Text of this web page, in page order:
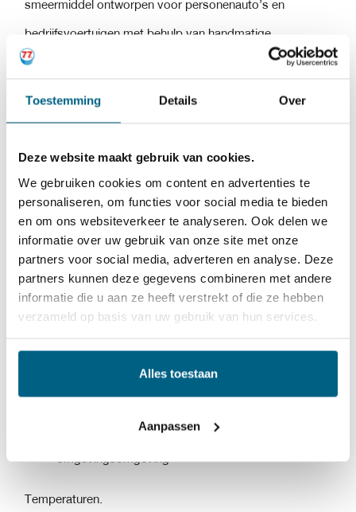
Toestemming Details Over
Deze website maakt gebruik van cookies.
We gebruiken cookies om content en advertenties te
personaliseren, om functies voor social media te bieden
en om ons websiteverkeer te analyseren. Ook delen we
informatie over uw gebruik van onze site met onze
partners voor social media, adverteren en analyse. Deze
partners kunnen deze gegevens combineren met andere
informatie die u aan ze heeft verstrekt of die ze hebben
verzameld op basis van uw gebruik van hun services.
Alles toestaan
Aanpassen
smeermiddel ontworpen voor personenauto’s en
bedrijfsvoertuigen met behulp van handmatige
transmissies uitgerust met verschillende chronisoren,
hoogwaardige 100% synthetische basisolie in combinatie
met een speciaal additiefpakket om de volgende
eigenschappen te garanderen:
Uitzonderlijke thermo- en oxidatieve stabiliteit.
Superieure smeereigenschappen zorgen voor een
beter brandstofverbruik.
Effectieve bescherming tegen roest en corrosie.
voor soepeler schakelen bij lage
omgevingsomgeving
Temperaturen.